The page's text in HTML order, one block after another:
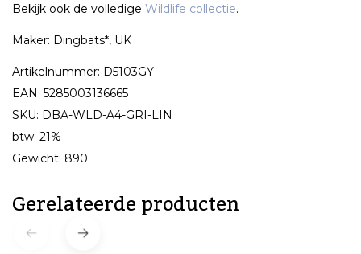
Bekijk ook de volledige Wildlife collectie.
Maker: Dingbats*, UK
Artikelnummer: D5103GY
EAN: 5285003136665
SKU: DBA-WLD-A4-GRI-LIN
btw: 21%
Gewicht: 890
Gerelateerde producten